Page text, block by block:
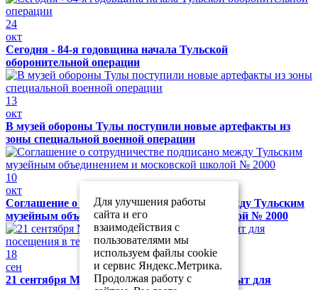
24
окт
Сегодня - 84-я годовщина начала Тульской
оборонительной операции
13
окт
В музей обороны Тулы поступили новые артефакты из
зоны специальной военной операции
10
окт
Соглашение о сотрудничестве подписано между Тульским
музейным объединением и московской школой № 2000
18
сен
21 сентября Музей обороны Тулы будет закрыт для
Для улучшения работы
сайта и его
взаимодействия с
пользователями мы
используем файлы cookie
и сервис Яндекс.Метрика.
Продолжая работу с